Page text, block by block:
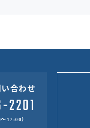
合わせ
17:00）